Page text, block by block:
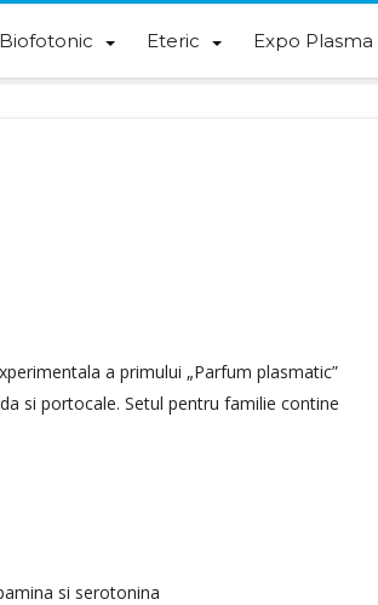
Biofotonic Eteric Expo Plasma
a primului „Parfum plasmatic”
si portocale. Setul pentru familie contine
si serotonina